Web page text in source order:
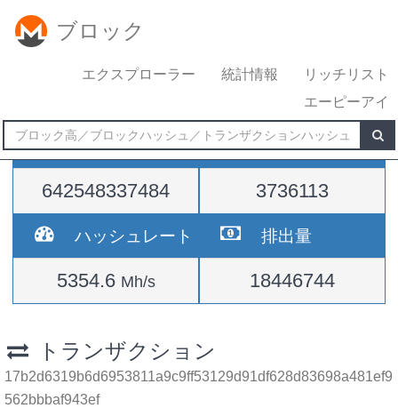
ブロック
エクスプローラー 統計情報
リッチリスト
エーピーアイ
難易度
642548337484
高さ
3736113
ハッシュレート
5354.6 Mh/s
排出量
18446744
トランザクション
17b2d6319b6d6953811a9c9ff53129d91df628d83698a481ef9
562bbbaf943ef